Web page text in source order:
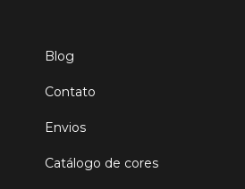
Blog
Contato
Envios
Catálogo de cores